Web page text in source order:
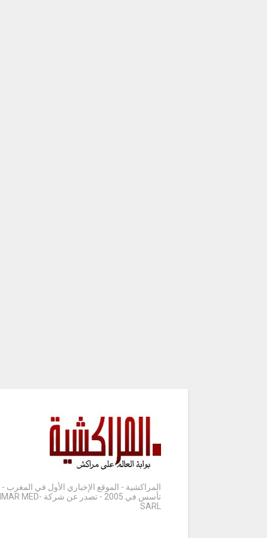
المراكشية - الموقع الإخباري الأول في المغرب -
تأسس في 2005 - تصدر عن شركة IMAR MED-
SARL